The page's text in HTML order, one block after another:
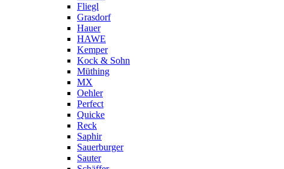
Fliegl
Grasdorf
Hauer
HAWE
Kemper
Kock & Sohn
Müthing
MX
Oehler
Perfect
Quicke
Reck
Saphir
Sauerburger
Sauter